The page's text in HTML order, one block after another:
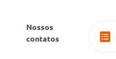
Nossos
contatos